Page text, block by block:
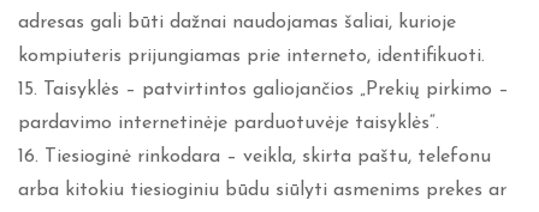
adresas gali būti dažnai naudojamas šaliai, kurioje
kompiuteris prijungiamas prie interneto, identifikuoti.
15. Taisyklės – patvirtintos galiojančios „Prekių pirkimo –
pardavimo internetinėje parduotuvėje taisyklės“.
16. Tiesioginė rinkodara – veikla, skirta paštu, telefonu
arba kitokiu tiesioginiu būdu siūlyti asmenims prekes ar